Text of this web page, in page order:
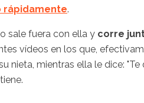
rápidamente.
sale fuera con ella y corre
vídeos en los que,
nieta, mientras ella le dice: "Te